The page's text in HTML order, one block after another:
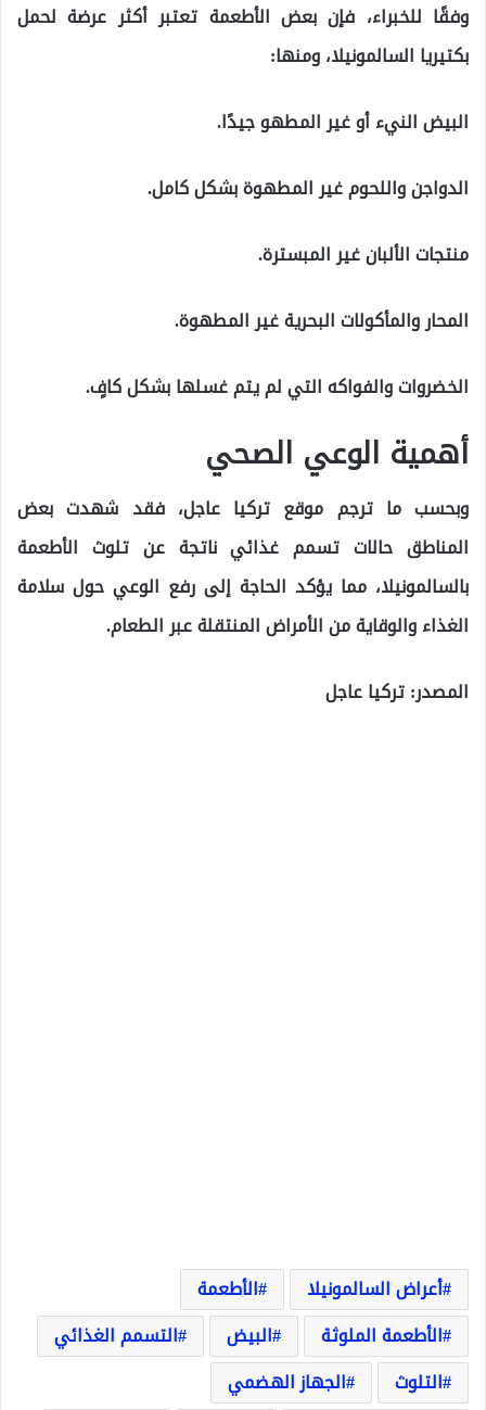
وفقًا للخبراء، فإن بعض الأطعمة تعتبر أكثر عرضة لحمل
بكتيريا السالمونيلا، ومنها:
البيض النيء أو غير المطهو جيدًا.
الدواجن واللحوم غير المطهوة بشكل كامل.
منتجات الألبان غير المبسترة.
المحار والمأكولات البحرية غير المطهوة.
الخضروات والفواكه التي لم يتم غسلها بشكل كافٍ.
أهمية الوعي الصحي
وبحسب ما ترجم موقع تركيا عاجل، فقد شهدت بعض
المناطق حالات تسمم غذائي ناتجة عن تلوث الأطعمة
بالسالمونيلا، مما يؤكد الحاجة إلى رفع الوعي حول سلامة
الغذاء والوقاية من الأمراض المنتقلة عبر الطعام.
المصدر: تركيا عاجل
أعراض السالمونيلا
الأطعمة
الأطعمة الملوثة
البيض
التسمم الغذائي
التلوث
الجهاز الهضمي